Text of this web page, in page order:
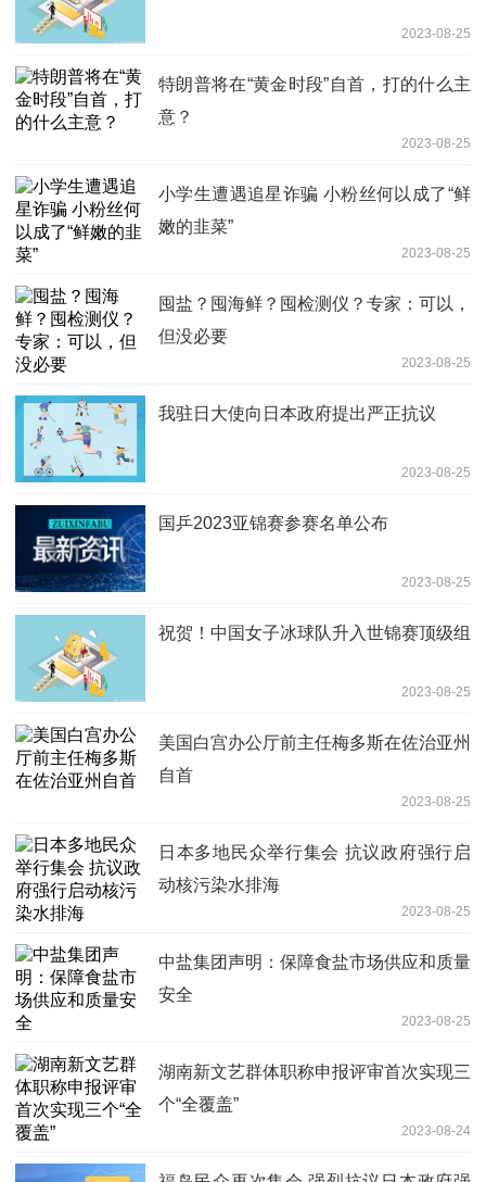
2023-08-25
特朗普将在“黄金时段”自首，打的什么主
意？
2023-08-25
小学生遭遇追星诈骗 小粉丝何以成了“鲜
嫩的韭菜”
2023-08-25
囤盐？囤海鲜？囤检测仪？专家：可以，
但没必要
2023-08-25
我驻日大使向日本政府提出严正抗议
2023-08-25
国乒2023亚锦赛参赛名单公布
2023-08-25
祝贺！中国女子冰球队升入世锦赛顶级组
2023-08-25
美国白宫办公厅前主任梅多斯在佐治亚州
自首
2023-08-25
日本多地民众举行集会 抗议政府强行启
动核污染水排海
2023-08-25
中盐集团声明：保障食盐市场供应和质量
安全
2023-08-25
湖南新文艺群体职称申报评审首次实现三
个“全覆盖”
2023-08-24